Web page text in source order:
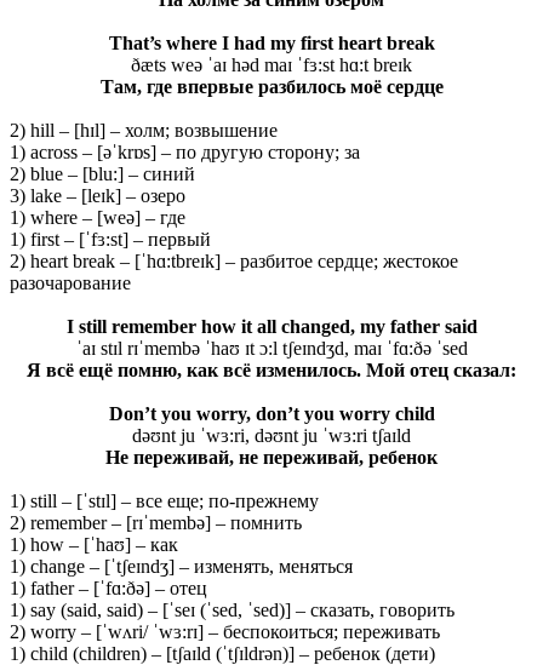
That’s where I had my first heart break
ðæts weə ˈaɪ həd maɪ ˈfɜ:st hɑ:t breɪk
Там, где впервые разбилось моё сердце
2) hill – [hɪl] – холм; возвышение
1) across – [əˈkrɒs] – по другую сторону; за
2) blue – [blu:] – синий
3) lake – [leɪk] – озеро
1) where – [weə] – где
1) first – [ˈfɜ:st] – первый
2) heart break – [ˈhɑ:tbreɪk] – разбитое сердце; жестокое
разочарование
I still remember how it all changed, my father said
ˈaɪ stɪl rɪˈmembə ˈhaʊ ɪt ɔ:l tʃeɪndʒd, maɪ ˈfɑ:ðə ˈsed
Я всё ещё помню, как всё изменилось. Мой отец сказал:
Don’t you worry, don’t you worry child
dəʊnt ju ˈwɜ:ri, dəʊnt ju ˈwɜ:ri tʃaɪld
Не переживай, не переживай, ребенок
1) still – [ˈstɪl] – все еще; по-прежнему
2) remember – [rɪˈmembə] – помнить
1) how – [ˈhaʊ] – как
1) change – [ˈtʃeɪndʒ] – изменять, меняться
1) father – [ˈfɑ:ðə] – отец
1) say (said, said) – [ˈseɪ (ˈsed, ˈsed)] – сказать, говорить
2) worry – [ˈwʌri/ ˈwɜ:rɪ] – беспокоиться; переживать
1) child (children) – [tʃaɪld (ˈtʃɪldrən)] – ребенок (дети)